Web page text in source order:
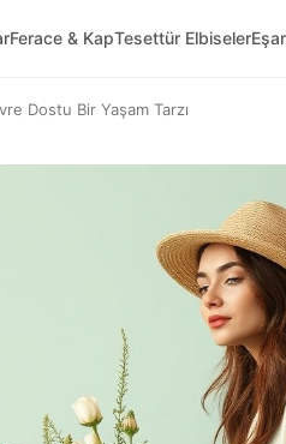
Ferace & KapTesettür Elbiseler
Dostu Bir Yaşam Tarzı